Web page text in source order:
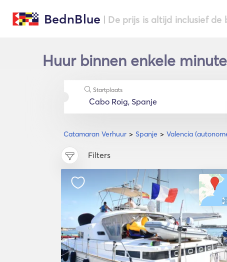
BednBlue | De prijs is altijd inclusief de
Huur binnen enkele
Catamaran Verhuur Spanje Valencia
Startplaats
Filters